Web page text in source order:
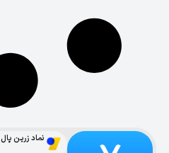
نماد زرین پال